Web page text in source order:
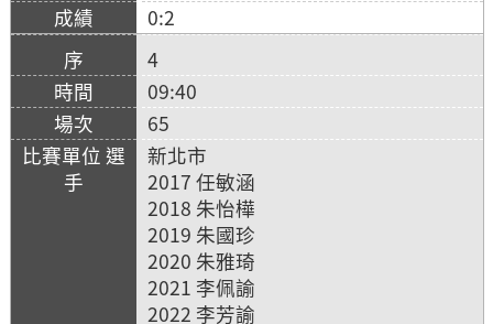
0:2
4
09:40
65
新北市
2017 任敏涵
2018 朱怡樺
2019 朱國珍
2020 朱雅琦
2021 李佩諭
2022 李芳諭